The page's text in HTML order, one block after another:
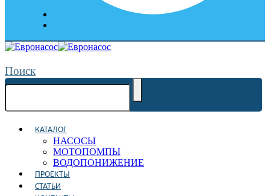
Поиск
КАТАЛОГ
НАСОСЫ
МОТОПОМПЫ
ВОДОПОНИЖЕНИЕ
ПРОЕКТЫ
СТАТЬИ